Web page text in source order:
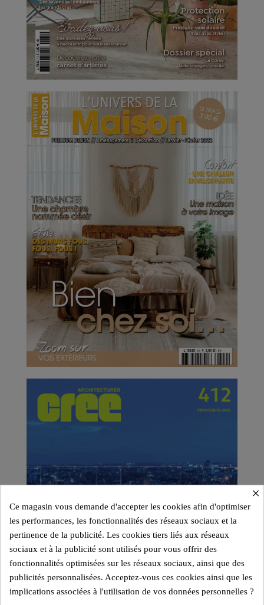
×
Ce magasin vous demande d'accepter les cookies afin d'optimiser
les performances, les fonctionnalités des réseaux sociaux et la
pertinence de la publicité. Les cookies tiers liés aux réseaux
sociaux et à la publicité sont utilisés pour vous offrir des
fonctionnalités optimisées sur les réseaux sociaux, ainsi que des
publicités personnalisées. Acceptez-vous ces cookies ainsi que les
implications associées à l'utilisation de vos données personnelles ?